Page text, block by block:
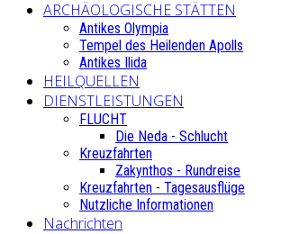
ARCHÄOLOGISCHE STÄTTEN
Antikes Olympia
Tempel des Heilenden Apolls
Antikes Ilida
HEILQUELLEN
DIENSTLEISTUNGEN
FLUCHT
Die Neda - Schlucht
Kreuzfahrten
Zakynthos - Rundreise
Kreuzfahrten - Tagesausflüge
Nutzliche Informationen
Nachrichten